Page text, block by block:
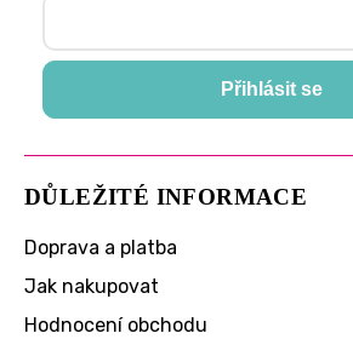
DŮLEŽITÉ INFORMACE
Doprava a platba
Jak nakupovat
Hodnocení obchodu
Přihlásit se